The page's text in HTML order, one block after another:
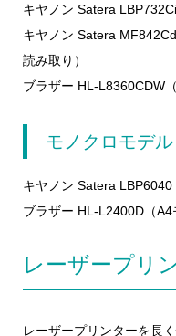
キヤノン Satera
キヤノン Satera
読み取り）
ブラザー HL-L8360CDW
モノクロモデル
キヤノン Satera LBP6040
ブラザー HL-L2400D（A4
レーザープリ
レーザープリンターを長